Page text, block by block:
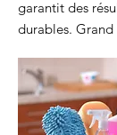
garantit des
durables.